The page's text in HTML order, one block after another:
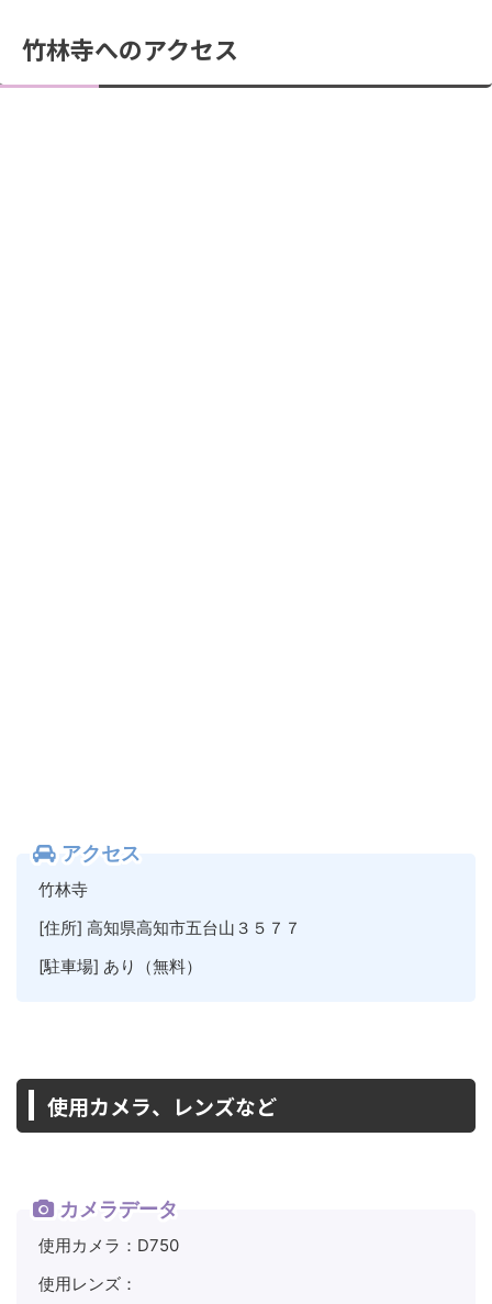
竹林寺へのアクセス
アクセス
竹林寺
[住所] 高知県高知市五台山３５７７
[駐車場] あり（無料）
使用カメラ、レンズなど
カメラデータ
使用カメラ：D750
使用レンズ：